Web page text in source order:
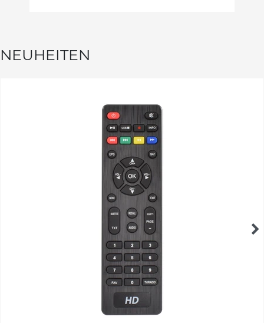
NEUHEITEN